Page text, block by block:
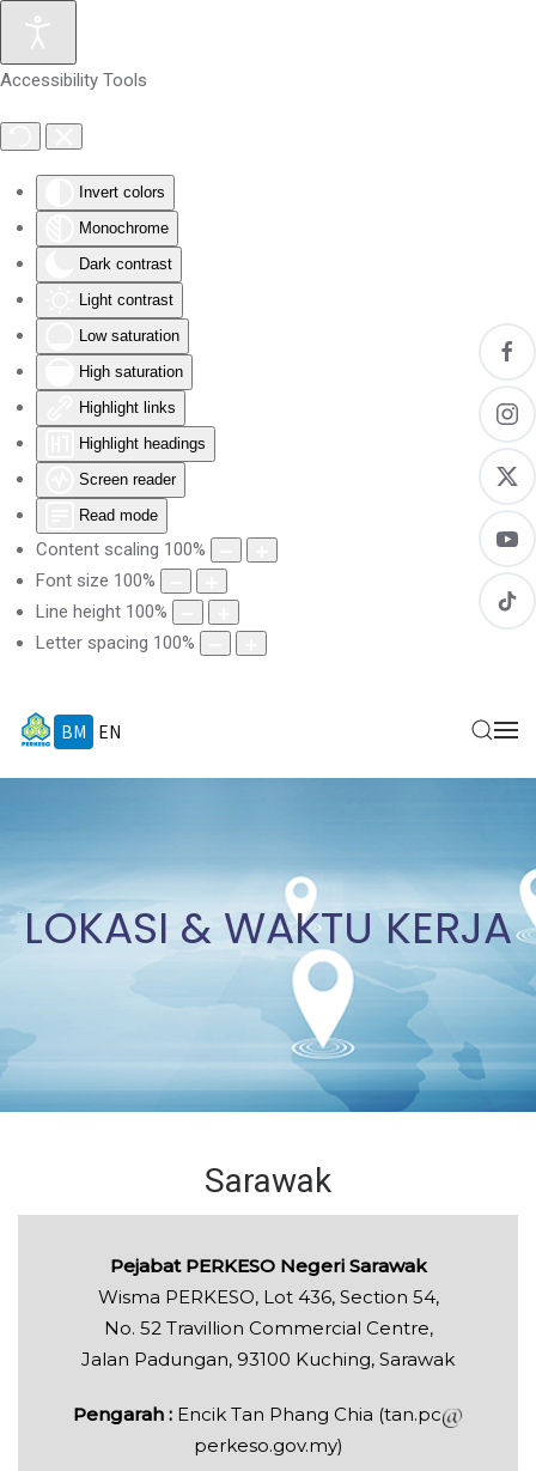
Accessibility Tools
Invert colors
Monochrome
Dark contrast
Light contrast
Low saturation
High saturation
Highlight links
Highlight headings
Screen reader
Read mode
Content scaling 100%
Font size 100%
Line height 100%
Letter spacing 100%
Skip to main content
BM EN
LOKASI & WAKTU KERJA
Sarawak
Pejabat PERKESO Negeri Sarawak
Wisma PERKESO, Lot 436, Section 54,
No. 52 Travillion Commercial Centre,
Jalan Padungan, 93100 Kuching, Sarawak
Pengarah : Encik Tan Phang Chia (tan.pc
perkeso.gov.my)